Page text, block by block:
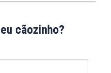
cãozinho?